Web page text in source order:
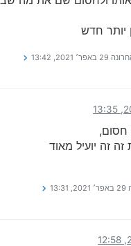
יותר חדש
29 באפר׳ 2021, 13:42
חסום,
זה יועיל מאוד
29 באפר׳ 2021, 13:31